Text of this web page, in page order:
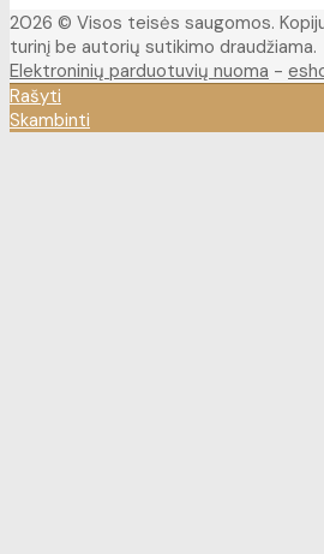
2026 © Visos teisės saugomos.
turinį be autorių sutikimo draudžiama.
Elektroninių parduotuvių nuoma -
Rašyti
Skambinti